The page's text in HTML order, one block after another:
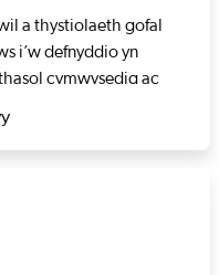
a thystiolaeth gofal
i’w defnyddio yn
cymwysedig ac
yn y trydydd sector
rhywiol niweidiol
ymuno â Gofal
i fwrdd diogelu
ymarfer oedolion a
Rhiannon Wright